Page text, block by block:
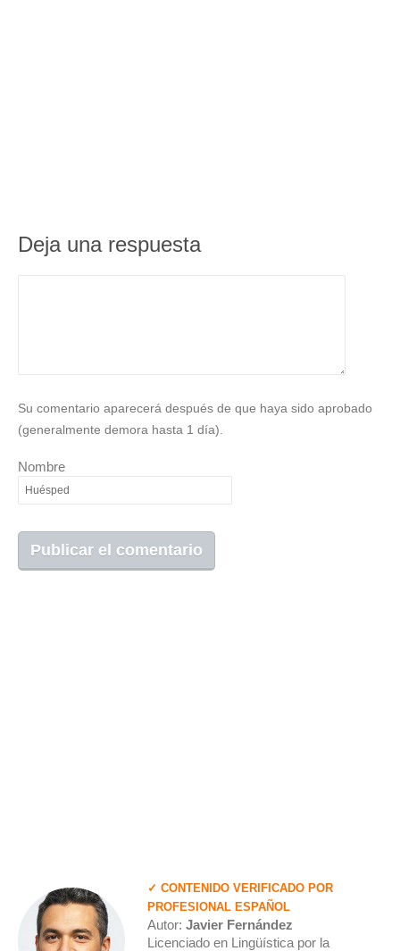
Deja una respuesta
Su comentario aparecerá después de que haya sido aprobado
(generalmente demora hasta 1 día).
Nombre
✓ CONTENIDO VERIFICADO POR
PROFESIONAL ESPAÑOL
Autor: Javier Fernández
Licenciado en Lingüística por la